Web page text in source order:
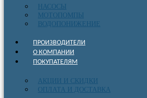
НАСОСЫ
МОТОПОМПЫ
ВОДОПОНИЖЕНИЕ
ПРОИЗВОДИТЕЛИ
О КОМПАНИИ
ПОКУПАТЕЛЯМ
АКЦИИ И СКИДКИ
ОПЛАТА И ДОСТАВКА